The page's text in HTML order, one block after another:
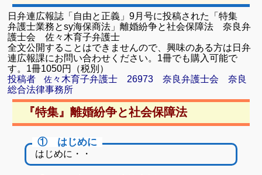
日弁連広報誌「自由と正義」9月号に投稿された「特集
弁護士業務とsy海保商法」離婚紛争と社会保障法 奈良弁
護士会 佐々木育子弁護士
全文公開することはできませんので、興味のある方は日弁
連広報課にお問い合わせください。1冊でも購入可能で
す。1冊1050円（税別）
投稿者 佐々木育子弁護士 26973 奈良弁護士会 奈良
総合法律事務所
『特集』離婚紛争と社会保障法
① はじめに
はじめに・・